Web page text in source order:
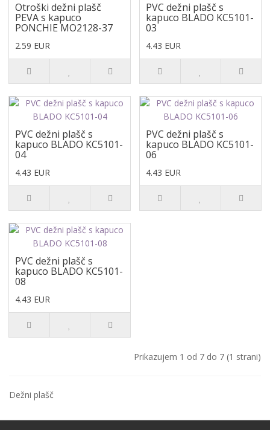
Otroški dežni plašč
PEVA s kapuco
PONCHIE MO2128-37
2.59 EUR
PVC dežni plašč s
kapuco BLADO KC5101-
03
4.43 EUR
PVC dežni plašč s
kapuco BLADO KC5101-
04
4.43 EUR
PVC dežni plašč s
kapuco BLADO KC5101-
06
4.43 EUR
PVC dežni plašč s
kapuco BLADO KC5101-
08
4.43 EUR
Prikazujem 1 od 7 do 7 (1 strani)
Dežni plašč